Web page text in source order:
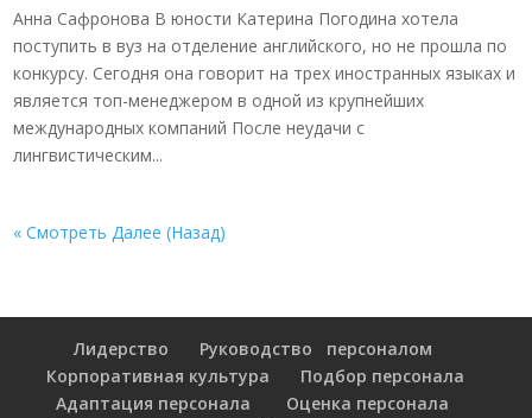
Анна Сафронова В юности Катерина Погодина хотела
поступить в вуз на отделение английского, но не прошла по
конкурсу. Сегодня она говорит на трех иностранных языках и
является топ-менеджером в одной из крупнейших
международных компаний После неудачи с
лингвистическим...
« Смотреть Далее (Назад)
Лидерство
Руководство персоналом
Корпоративная культура
Подбор персонала
Адаптация персонала
Оценка персонала